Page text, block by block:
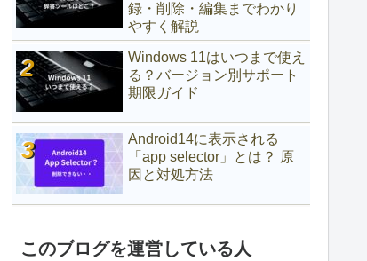
録・削除・編集までわかり
やすく解説
Windows 11はいつまで使え
る？バージョン別サポート
期限ガイド
Android14に表示される
「app selector」とは？ 原
因と対処方法
このブログを運営している人